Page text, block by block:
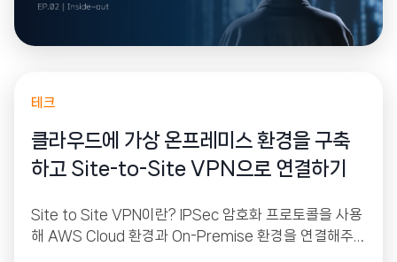
테크
클라우드에 가상 온프레미스 환경을 구축
하고 Site-to-Site VPN으로 연결하기
Site to Site VPN이란? IPSec 암호화 프로토콜을 사용
해 AWS Cloud 환경과 On-Premise 환경을 연결해주